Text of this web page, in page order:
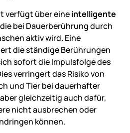
verfügt über eineintelligente
bei Dauerberührung durch
aktiv wird. Eine
die ständige Berührungen
sofort die Impulsfolge des
verringert das Risiko von
und Tier bei dauerhafter
gleichzeitig auch dafür,
nicht ausbrechen oder
können.